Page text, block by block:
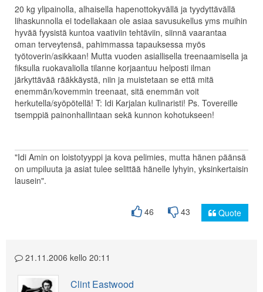
20 kg ylipainolla, alhaisella hapenottokyvällä ja tyydyttävällä
lihaskunnolla ei todellakaan ole asiaa savusukellus yms muihin
hyvää fyysistä kuntoa vaativiin tehtäviin, siinnä vaarantaa
oman terveytensä, pahimmassa tapauksessa myös
työtoverin/asikkaan! Mutta vuoden asiallisella treenaamisella ja
fiksulla ruokavaliolla tilanne korjaantuu helposti ilman
järkyttävää rääkkäystä, niin ja muistetaan se että mitä
enemmän/kovemmin treenaat, sitä enemmän voit
herkutella/syöpötellä! T: Idi Karjalan kulinaristi! Ps. Tovereille
tsemppiä painonhallintaan sekä kunnon kohotukseen!
"Idi Amin on loistotyyppi ja kova pelimies, mutta hänen päänsä
on umpiluuta ja asiat tulee selittää hänelle lyhyin, yksinkertaisin
lausein".
46 43 Quote
21.11.2006 kello 20:11
Clint Eastwood